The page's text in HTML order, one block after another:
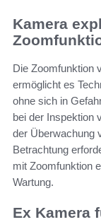
Kamera
Die Zoomfunktion
ermöglicht es
ohne sich in
bei der Inspektion
der Überwachung
Betrachtung
mit Zoomfunktion
Wartung.
Ex Kamera